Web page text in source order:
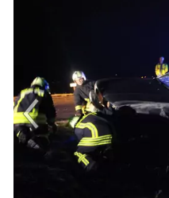
Aktuelles
Links